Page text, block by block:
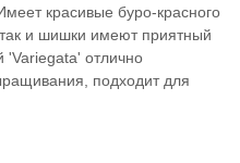
красивые буро-красного
и шишки имеют приятный
'Variegata' отлично
подходит для